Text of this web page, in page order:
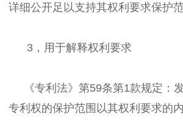
详细公开足以支持其权利要求保护
3，用于解释权利要求
《专利法》第59条第1款规定：
专利权的保护范围以其权利要求的